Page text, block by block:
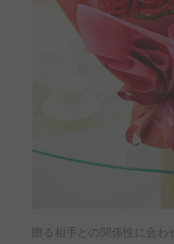
贈る相手との関係性に合わ